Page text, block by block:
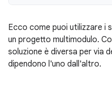
Ecco come puoi utilizzare i
un progetto multimodulo.
soluzione è diversa per via
dipendono l'uno dall'altro.